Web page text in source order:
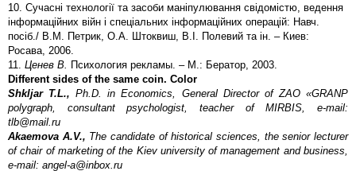
10. Сучасні технології та засоби маніпулювання свідомістю, ведення
інформаційних війн і спеціальних інформаційних операцій: Навч.
посіб./ В.М. Петрик, О.А. Штоквиш, В.І. Полевий та ін. – Киев:
Росава, 2006.
11. Ценев В. Психология рекламы. – М.: Бератор, 2003.
Different sides of the same coin. Color
Shkljar T.L.,Ph.D. in Economics, General Director of ZAO «GRANP
polygraph, consultant psychologist, teacher of MIRBIS, e-mail:
tlb@mail.ru
Akaemova A.V., The candidate of historical sciences, the senior lecturer
of chair of marketing of the Kiev university of management and business,
e-mail: angel-a@inbox.ru